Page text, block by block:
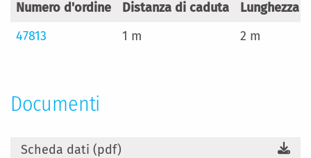
Numero d'ordine Distanza di caduta Lunghezza
47813
1 m 2 m
Documenti
Scheda dati (pdf)